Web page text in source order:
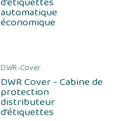
automatique
économique
DWR-Cover
DWR Cover - Cabine de
protection
distributeur
d'étiquettes